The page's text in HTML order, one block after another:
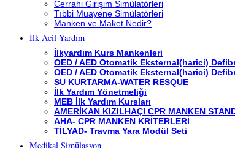
Cerrahi Girişim Simülatörleri
Tıbbi Muayene Simülatörleri
Manken ve Maket Nedir?
İlk-Acil Yardım
İlkyardım Kurs Mankenleri
OED / AED Otomatik Eksternal(harici)
OED / AED Otomatik Eksternal(harici)
SU KURTARMA-WATER RESQUE
İlk Yardım Yönetmeliği
MEB İlk Yardım Kursları
AMERİKAN KIZILHAÇI CPR MANKEN
AHA- CPR MANKEN KRİTERLERİ
TİLYAD- Travma Yara Modül Seti
Medikal Simülasyon